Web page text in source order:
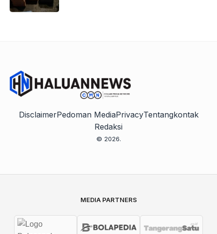
DisclaimerPedoman MediaPrivacyTentangkontak
Redaksi
© 2026.
MEDIA PARTNERS